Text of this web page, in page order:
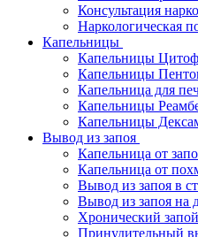
Консультация
Наркологическая
Капельницы
Капельницы
Капельницы
Капельница для
Капельницы
Капельницы
Вывод из запоя
Капельница от
Капельница от
Вывод из запоя в
Вывод из запоя на
Хронический запой
Принудительный